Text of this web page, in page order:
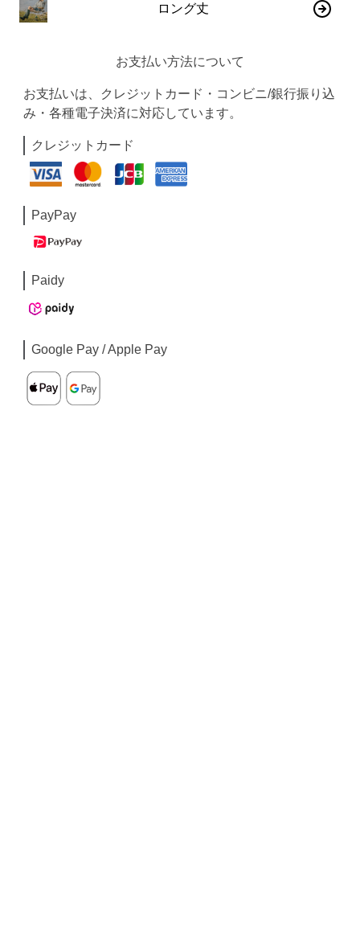
ロング丈
お支払い方法について
お支払いは、クレジットカード・コンビニ/銀行振り込
み・各種電子決済に対応しています。
クレジットカード
PayPay
Paidy
Google Pay / Apple Pay